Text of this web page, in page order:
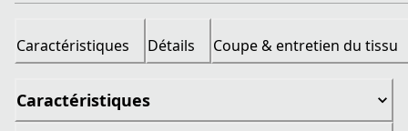
Caractéristiques Détails Coupe & entretien du tissu
Caractéristiques